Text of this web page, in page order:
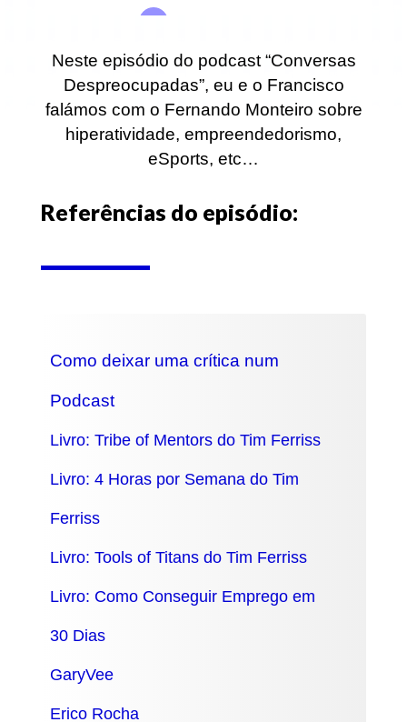
Neste episódio do podcast “Conversas
Despreocupadas”, eu e o Francisco
falámos com o Fernando Monteiro sobre
hiperatividade, empreendedorismo,
eSports, etc…
Referências do episódio:
Como deixar uma crítica num
Podcast
Livro: Tribe of Mentors do Tim Ferriss
Livro: 4 Horas por Semana do Tim
Ferriss
Livro: Tools of Titans do Tim Ferriss
Livro: Como Conseguir Emprego em
30 Dias
GaryVee
Erico Rocha